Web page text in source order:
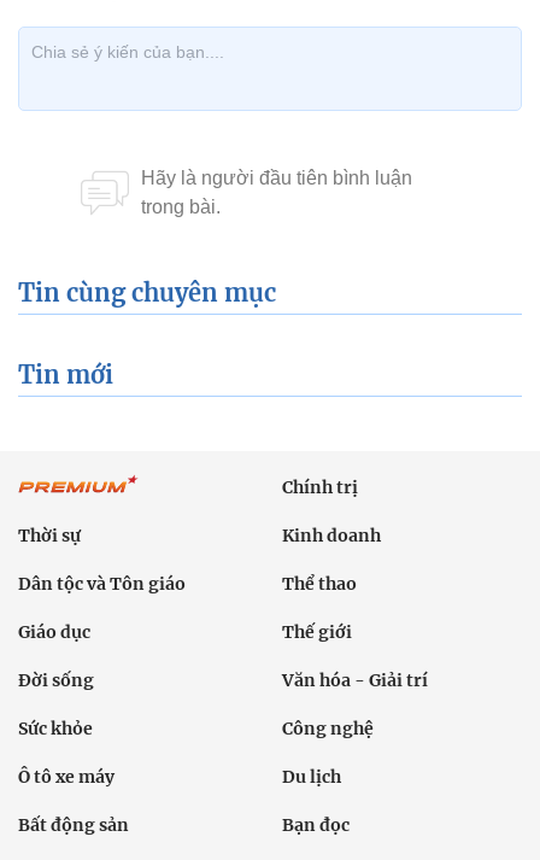
Tin cùng chuyên mục
Tin mới
Chính trị
Thời sự Kinh doanh
Dân tộc và Tôn giáo Thể thao
Giáo dục Thế giới
Đời sống Văn hóa - Giải trí
Sức khỏe Công nghệ
Ô tô xe máy Du lịch
Bất động sản Bạn đọc